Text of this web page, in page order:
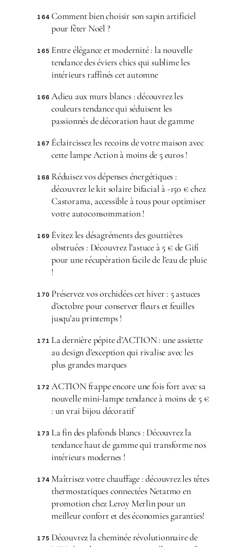
164 Comment bien choisir son sapin artificiel
pour fêter Noël ?
165 Entre élégance et modernité : la nouvelle
tendance des éviers chics qui sublime les
intérieurs raffinés cet automne
166 Adieu aux murs blancs : découvrez les
couleurs tendance qui séduisent les
passionnés de décoration haut de gamme
167 Éclaircissez les recoins de votre maison avec
cette lampe Action à moins de 5 euros !
168 Réduisez vos dépenses énergétiques :
découvrez le kit solaire bifacial à -150 € chez
Castorama, accessible à tous pour optimiser
votre autoconsommation !
169 Évitez les désagréments des gouttières
obstruées : Découvrez l’astuce à 5 € de Gifi
pour une récupération facile de l’eau de pluie
!
170 Préservez vos orchidées cet hiver : 5 astuces
d’octobre pour conserver fleurs et feuilles
jusqu’au printemps !
171 La dernière pépite d’ACTION : une assiette
au design d’exception qui rivalise avec les
plus grandes marques
172 ACTION frappe encore une fois fort avec sa
nouvelle mini-lampe tendance à moins de 5 €
: un vrai bijou décoratif
173 La fin des plafonds blancs : Découvrez la
tendance haut de gamme qui transforme nos
intérieurs modernes !
174 Maîtrisez votre chauffage : découvrez les têtes
thermostatiques connectées Netatmo en
promotion chez Leroy Merlin pour un
meilleur confort et des économies garanties!
175 Découvrez la cheminée révolutionnaire de